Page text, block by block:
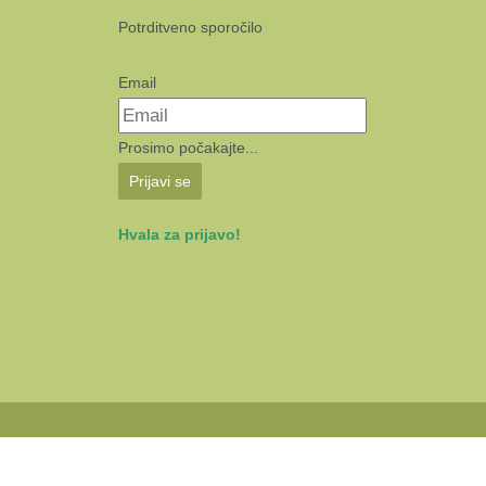
Potrditveno sporočilo
Email
Prosimo počakajte...
Prijavi se
Hvala za prijavo!